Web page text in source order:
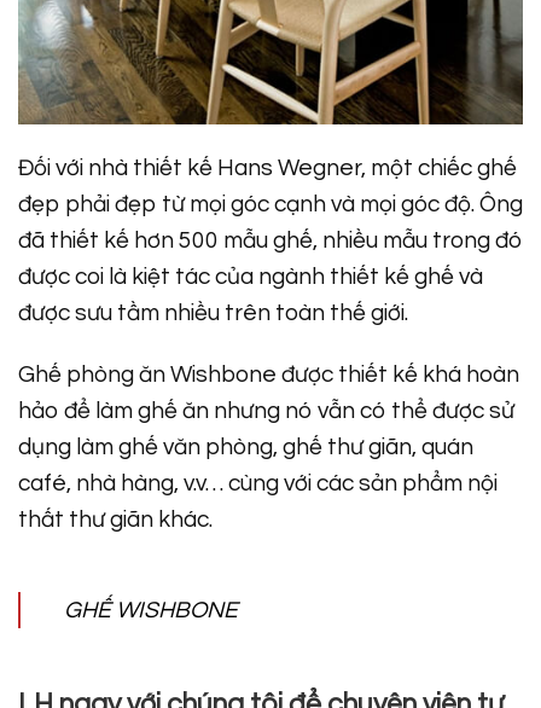
Đối với nhà thiết kế Hans Wegner, một chiếc ghế
đẹp phải đẹp từ mọi góc cạnh và mọi góc độ. Ông
đã thiết kế hơn 500 mẫu ghế, nhiều mẫu trong đó
được coi là kiệt tác của ngành thiết kế ghế và
được sưu tầm nhiều trên toàn thế giới.
Ghế phòng ăn Wishbone được thiết kế khá hoàn
hảo để làm ghế ăn nhưng nó vẫn có thể được sử
dụng làm ghế văn phòng, ghế thư giãn, quán
café, nhà hàng, v.v… cùng với các sản phẩm nội
thất thư giãn khác.
GHẾ WISHBONE